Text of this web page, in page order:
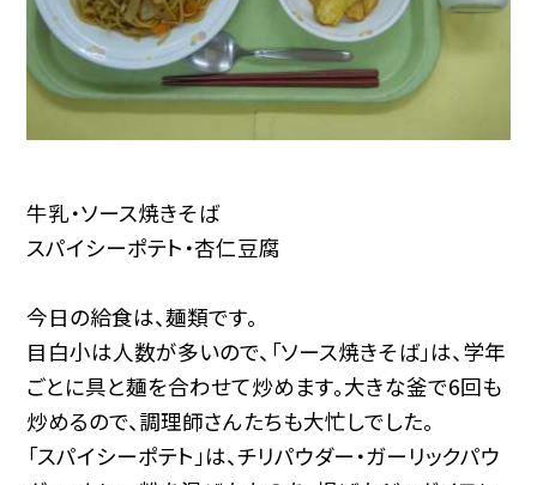
牛乳・ソース焼きそば
スパイシーポテト・杏仁豆腐
今日の給食は、麺類です。
目白小は人数が多いので、「ソース焼きそば」は、学年
ごとに具と麺を合わせて炒めます。大きな釜で6回も
炒めるので、調理師さんたちも大忙しでした。
「スパイシーポテト」は、チリパウダー・ガーリックパウ